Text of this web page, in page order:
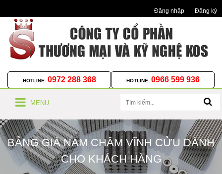
Đăng nhập Đăng ký
HOTLINE: 0972 288 368 HOTLINE: 0966 599 936
MENU
BẢNG GIÁ NAM CHÂM VĨNH CỬU DÀNH
CHO KHÁCH HÀNG